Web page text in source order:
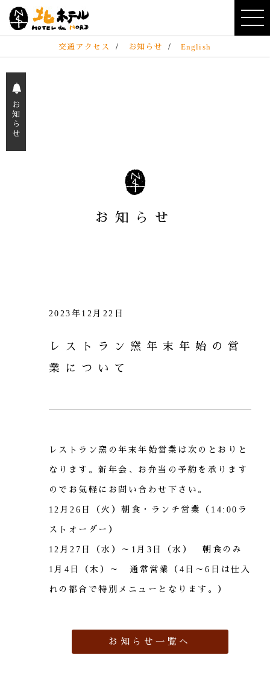
交通アクセス / お知らせ / English
お知らせ
2023年12月22日
レストラン窯年末年始の営
業について
レストラン窯の年末年始営業は次のとおりと
なります。新年会、お弁当の予約を承ります
のでお気軽にお問い合わせ下さい。
12月26日（火）朝食・ランチ営業（14:00ラ
ストオーダー）
12月27日（水）～1月3日（水） 朝食のみ
1月4日（木）～ 通常営業（4日～6日は仕入
れの都合で特別メニューとなります。）
お知らせ一覧へ
お
知
ら
せ